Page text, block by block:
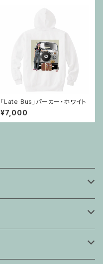
「Late Bus」パーカー・ホワイト
¥7,000